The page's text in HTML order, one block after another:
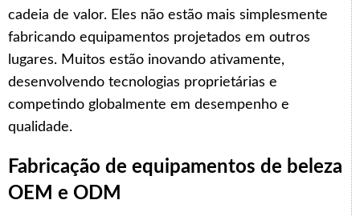
cadeia de valor. Eles não estão mais simplesmente
fabricando equipamentos projetados em outros
lugares. Muitos estão inovando ativamente,
desenvolvendo tecnologias proprietárias e
competindo globalmente em desempenho e
qualidade.
Fabricação de equipamentos de beleza
OEM e ODM